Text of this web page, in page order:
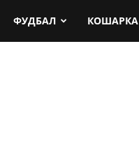
ФУДБАЛ КОШАРКА